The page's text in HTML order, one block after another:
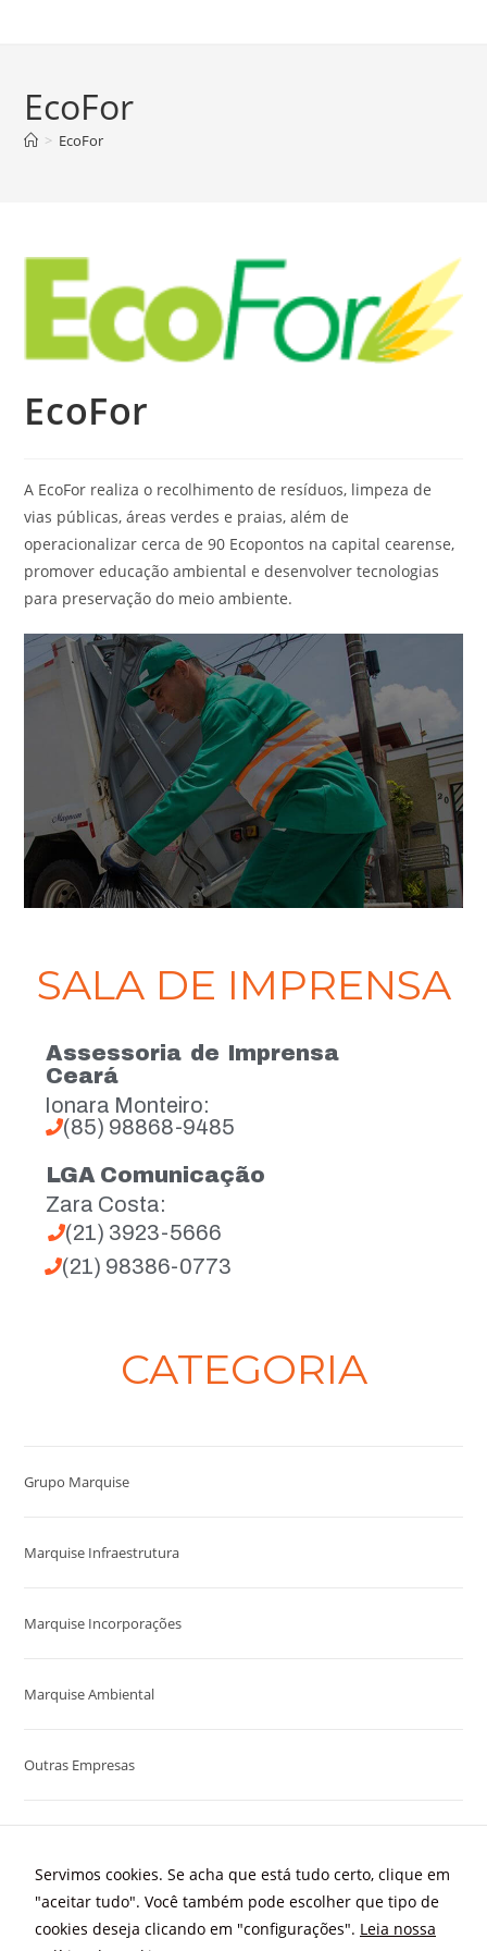
EcoFor
> EcoFor
EcoFor
A EcoFor realiza o recolhimento de resíduos, limpeza de
vias públicas, áreas verdes e praias, além de
operacionalizar cerca de 90 Ecopontos na capital cearense,
promover educação ambiental e desenvolver tecnologias
para preservação do meio ambiente.
SALA DE IMPRENSA
Assessoria de Imprensa
Ceará
Ionara Monteiro:
(85) 98868-9485
LGA Comunicação
Zara Costa:
(21) 3923-5666
(21) 98386-0773
CATEGORIA
Grupo Marquise
Marquise Infraestrutura
Marquise Incorporações
Marquise Ambiental
Outras Empresas
Servimos cookies. Se acha que está tudo certo, clique em
"aceitar tudo". Você também pode escolher que tipo de
cookies deseja clicando em "configurações". Leia nossa